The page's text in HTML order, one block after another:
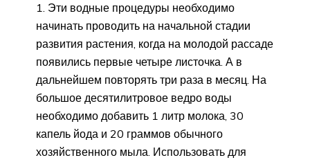
1. Эти водные процедуры необходимо
начинать проводить на начальной стадии
развития растения, когда на молодой рассаде
появились первые четыре листочка. А в
дальнейшем повторять три раза в месяц. На
большое десятилитровое ведро воды
необходимо добавить 1 литр молока, 30
капель йода и 20 граммов обычного
хозяйственного мыла. Использовать для